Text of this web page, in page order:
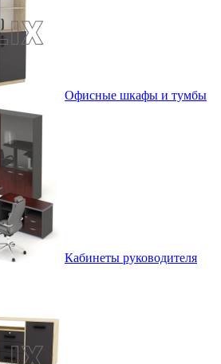
Офисные шкафы и тумбы
Кабинеты руководителя